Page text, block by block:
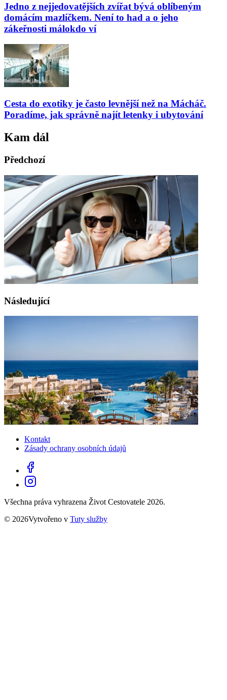
Jedno z nejjedovatějších zvířat bývá oblíbeným
domácím mazlíčkem. Není to had a o jeho
zákeřnosti málokdo ví
Cesta do exotiky je často levnější než na Mácháč.
Poradíme, jak správně najít letenky i ubytování
Kam dál
Předchozí
Následující
Kontakt
Zásady ochrany osobních údajů
Všechna práva vyhrazena Život Cestovatele 2026.
© 2026Vytvořeno v Tuty služby